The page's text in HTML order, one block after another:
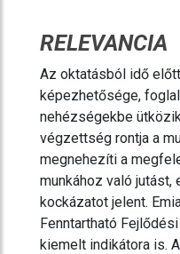
RELEVANCIA
Az oktatásból idő
képezhetősége,
nehézségekbe
végzettség rontja a
megnehezíti a
munkához való
kockázatot jelent.
Fenntartható
kiemelt indikátora is.